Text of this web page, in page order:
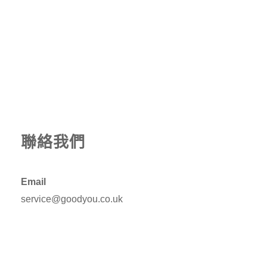
聯絡我們
Email
service@goodyou.co.uk